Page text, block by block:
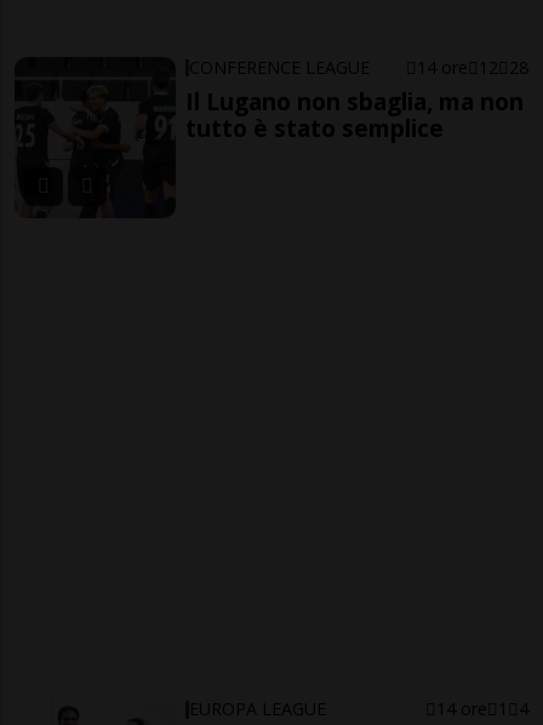
CONFERENCE LEAGUE 14 ore 12 28
Il Lugano non sbaglia, ma non
tutto è stato semplice
EUROPA LEAGUE 14 ore 1 4